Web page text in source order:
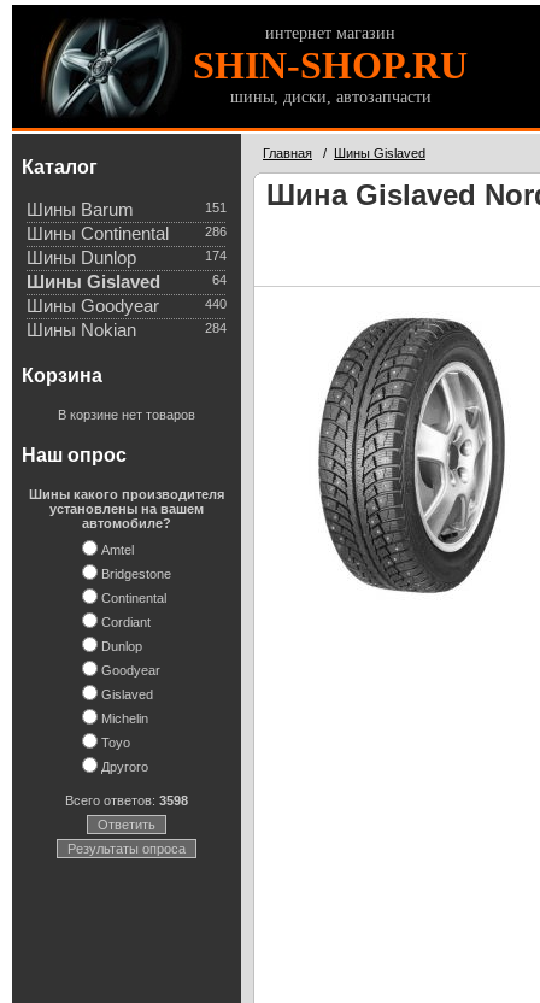
интернет магазин
SHIN-SHOP.RU
шины, диски, автозапчасти
Каталог
151
Шины Barum
286
Шины Continental
174
Шины Dunlop
64
Шины Gislaved
440
Шины Goodyear
284
Шины Nokian
Корзина
В корзине нет товаров
Наш опрос
Шины какого производителя
установлены на вашем
автомобиле?
Amtel
Bridgestone
Continental
Cordiant
Dunlop
Goodyear
Gislaved
Michelin
Toyo
Другого
Всего ответов: 3598
Ответить
Результаты опроса
Главная / Шины Gislaved
Шина Gislaved